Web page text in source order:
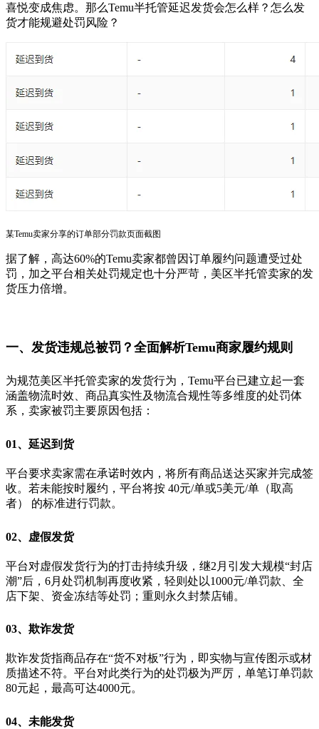
喜悦变成焦虑。那么Temu半托管延迟发货会怎么样？怎么发
货才能规避处罚风险？
某Temu卖家分享的订单部分罚款页面截图
据了解，高达60%的Temu卖家都曾因订单履约问题遭受过处
罚，加之平台相关处罚规定也十分严苛，美区半托管卖家的发
货压力倍增。
一、发货违规总被罚？ 全面解析Temu商家履约规则
为规范美区半托管卖家的发货行为，Temu平台已建立起一套
涵盖物流时效、商品真实性及物流合规性等多维度的处罚体
系，卖家被罚主要原因包括：
01、 延迟到货
平台要求卖家需在承诺时效内，将所有商品送达买家并完成签
收。若未能按时履约，平台将按 40元/单或5美元/单（取高
者） 的标准进行罚款。
02、 虚假发货
平台对虚假发货行为的打击持续升级，继2月引发大规模“封店
潮”后，6月处罚机制再度收紧，轻则处以1000元/单罚款、全
店下架、资金冻结等处罚；重则永久封禁店铺。
03、 欺诈发货
欺诈发货指商品存在“货不对板”行为，即实物与宣传图示或材
质描述不符。平台对此类行为的处罚极为严厉，单笔订单罚款
80元起，最高可达4000元。
04、 未能发货